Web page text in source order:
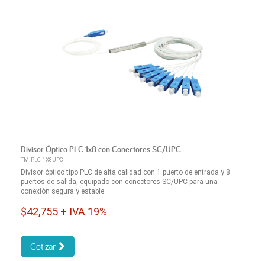
Divisor Óptico PLC 1x8 con Conectores SC/UPC
TM-PLC-1X8UPC
Divisor óptico tipo PLC de alta calidad con 1 puerto de entrada y 8
puertos de salida, equipado con conectores SC/UPC para una
conexión segura y estable.
$42,755 + IVA 19%
Cotizar